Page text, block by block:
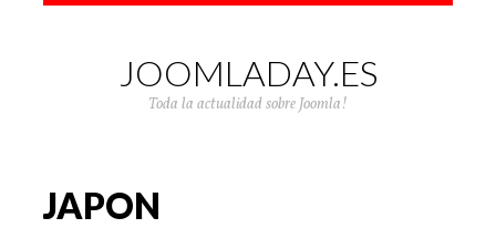
JOOMLADAY.ES
Toda la actualidad sobre Joomla!
JAPON